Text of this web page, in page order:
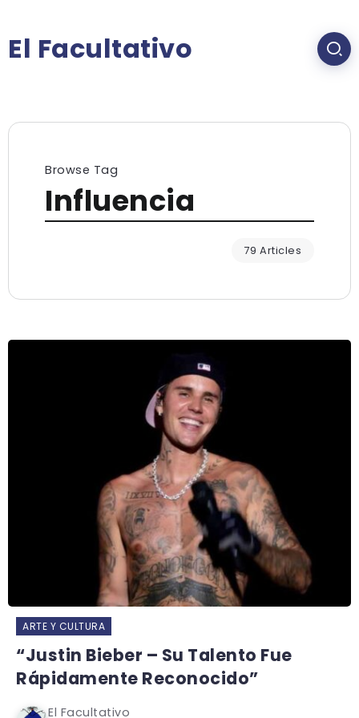
El Facultativo
Browse Tag
Influencia
79 Articles
ARTE Y CULTURA
“Justin Bieber – Su Talento Fue
Rápidamente Reconocido”
El Facultativo